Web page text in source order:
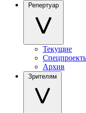
Репертуар
Текущие
Архив
Зрителям